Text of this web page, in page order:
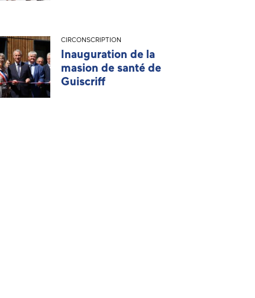
CIRCONSCRIPTION
Inauguration de la
masion de santé de
Guiscriff